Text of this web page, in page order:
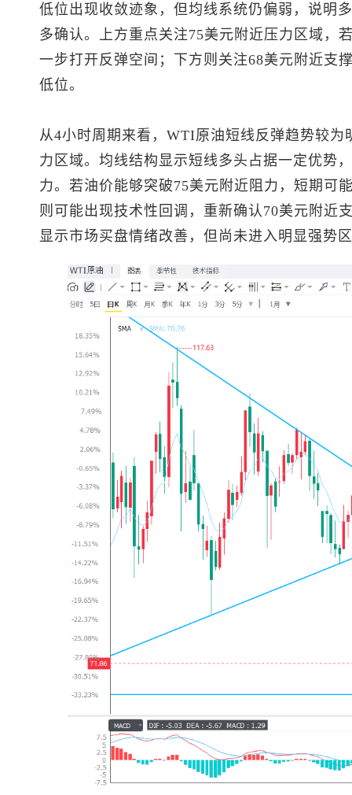
低位出现收敛迹象，但均线系统仍偏弱，说明
多确认。上方重点关注75美元附近压力区域，
一步打开反弹空间；下方则关注68美元附近支
低位。
从4小时周期来看，WTI原油短线反弹趋势较
力区域。均线结构显示短线多头占据一定优势
力。若油价能够突破75美元附近阻力，短期可
则可能出现技术性回调，重新确认70美元附近
显示市场买盘情绪改善，但尚未进入明显强势